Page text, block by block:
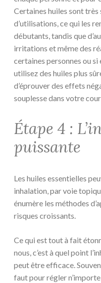
Certaines huiles sont très
d’utilisations, ce qui les
débutants, tandis que
irritations et même des
certaines personnes ou si
utilisez des huiles plus
d’éprouver des effets
souplesse dans votre
Étape 4 :
puissante
Les huiles essentielles
inhalation, par voie
énumère les méthodes
risques croissants.
Ce qui est tout à fait
nous, c’est à quel point
peut être efficace.
faut pour régler n’importe